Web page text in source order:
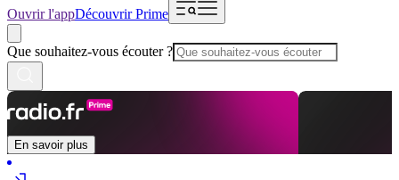
Ouvrir l'appDécouvrir Prime
Que souhaitez-vous écouter ?
En savoir plus